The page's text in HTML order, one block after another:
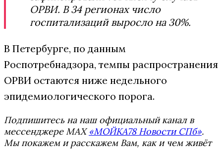
ОРВИ. В 34 регионах число
госпитализаций выросло на 30%.
В Петербурге, по данным
Роспотребнадзора, темпы распространения
ОРВИ остаются ниже недельного
эпидемиологического порога.
Подпишитесь на наш официальный канал в
мессенджере MAX«МОЙКА78 Новости СПб».
Мы покажем и расскажем Вам, как и чем живёт